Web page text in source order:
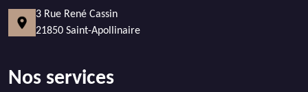
3 Rue René Cassin
21850 Saint-Apollinaire
Nos services